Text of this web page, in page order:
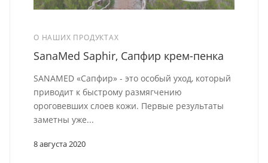
О НАШИХ ПРОДУКТАХ
8 августа 2020
SanaMed Saphir, Сапфир крем-пенка
SANAMED «Сапфир» - это особый уход, который
приводит к быстрому размягчению
ороговевших слоев кожи. Первые результаты
заметны уже...